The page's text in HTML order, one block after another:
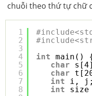
chuỗi theo thứ tự chữ
1
2
3
4
5
6
7
8
int
main()
char
char
int
i, j;
int
size